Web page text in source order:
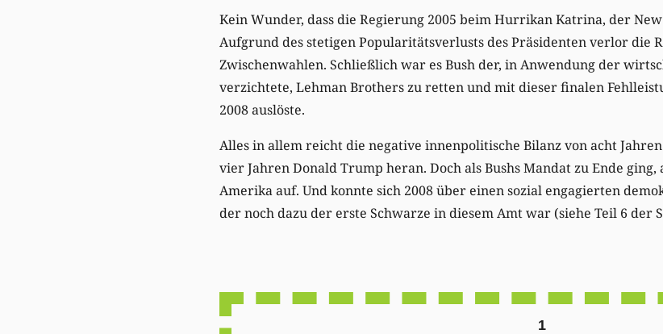
Kein Wunder, dass die Regierung 2005 beim Hurrikan Katrina, der
Aufgrund des stetigen Popularitätsverlusts des Präsidenten verlor die
Zwischenwahlen. Schließlich war es Bush der, in Anwendung der
verzichtete, Lehman Brothers zu retten und mit dieser finalen
2008 auslöste.
Alles in allem reicht die negative innenpolitische Bilanz von acht
vier Jahren Donald Trump heran. Doch als Bushs Mandat zu Ende
Amerika auf. Und konnte sich 2008 über einen sozial engagierten
der noch dazu der erste Schwarze in diesem Amt war (siehe Teil 6 der
1